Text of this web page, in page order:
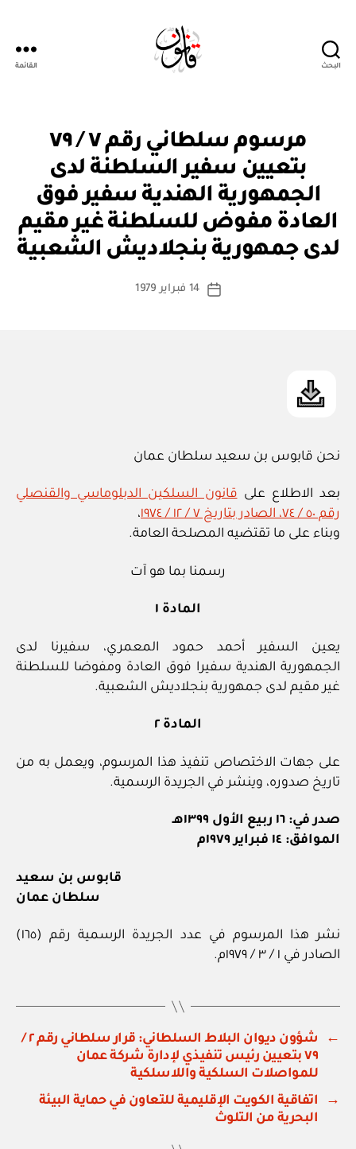
البحث القائمة
التصنيفات
ط
ان
ي
مرسوم سلطاني رقم ٧ / ٧٩
بتعيين سفير السلطنة لدى
الجمهورية الهندية سفير فوق
العادة مفوض للسلطنة غير مقيم
لدى جمهورية بنجلاديش الشعبية
كاتب
بو
س
ة
تاريخ
14 فبراير 1979
نحن قابوس بن سعيد سلطان عمان
بعد الاطلاع علىقانون السلكين الدبلوماسي والقنصلي
رقم ٥٠ / ٧٤، الصادر بتاريخ ٧ / ١٢ / ١٩٧٤
،
وبناء على ما تقتضيه المصلحة العامة.
رسمنا بما هو آت
المادة ١
يعين السفير أحمد حمود المعمري، سفيرنا لدى
الجمهورية الهندية سفيرا فوق العادة ومفوضا للسلطنة
غير مقيم لدى جمهورية بنجلاديش الشعبية.
المادة ٢
على جهات الاختصاص تنفيذ هذا المرسوم، ويعمل به من
تاريخ صدوره، وينشر في الجريدة الرسمية.
صدر في: ١٦ ربيع الأول ١٣٩٩هـ
الموافق: ١٤ فبراير ١٩٧٩م
قابوس بن سعيد
سلطان عمان
نشر هذا المرسوم في عدد الجريدة الرسمية رقم (١٦٥)
الصادر في ١ / ٣ / ١٩٧٩م.
←
شؤون ديوان البلاط السلطاني: قرار سلطاني رقم ٢ /
٧٩ بتعيين رئيس تنفيذي لإدارة شركة عمان
للمواصلات السلكية واللاسلكية
→
اتفاقية الكويت الإقليمية للتعاون في حماية البيئة
البحرية من التلوث